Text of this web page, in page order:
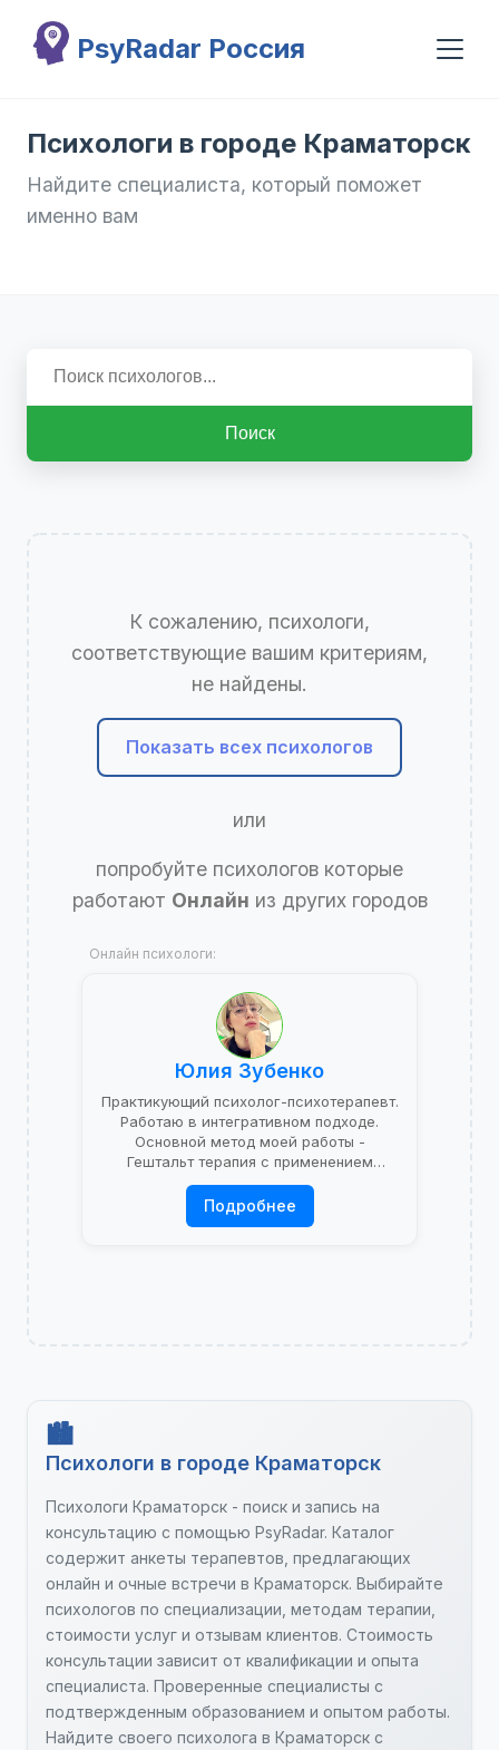
PsyRadar Россия
Психологи в городе Краматорск
Найдите специалиста, который поможет
именно вам
Поиск
К сожалению, психологи,
соответствующие вашим критериям,
не найдены.
Показать всех психологов
или
попробуйте психологов которые
работают Онлайн из других городов
Онлайн психологи:
Юлия Зубенко
Практикующий психолог-психотерапевт.
Работаю в интегративном подходе.
Основной метод моей работы -
Гештальт терапия с применением
психоаналитической теории.
Подробнее
Психологи в городе Краматорск
Психологи Краматорск - поиск и запись на
консультацию с помощью PsyRadar. Каталог
содержит анкеты терапевтов, предлагающих
онлайн и очные встречи в Краматорск. Выбирайте
психологов по специализации, методам терапии,
стоимости услуг и отзывам клиентов. Стоимость
консультации зависит от квалификации и опыта
специалиста. Проверенные специалисты с
подтвержденным образованием и опытом работы.
Найдите своего психолога в Краматорск с